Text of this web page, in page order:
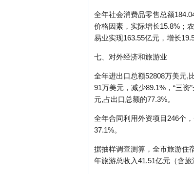
全年社会消费品零售总额
价格因素，实际增长15.8%；
易业实现163.55亿元，增长
七、对外经济和旅游业
全年进出口总额52808万美元,
91万美元，减少89.1%，“三
元,占出口总额的77.3%。
全年合同利用外资项目246个
37.1%。
据抽样调查测算，全市旅游住
年旅游总收入41.51亿元（含